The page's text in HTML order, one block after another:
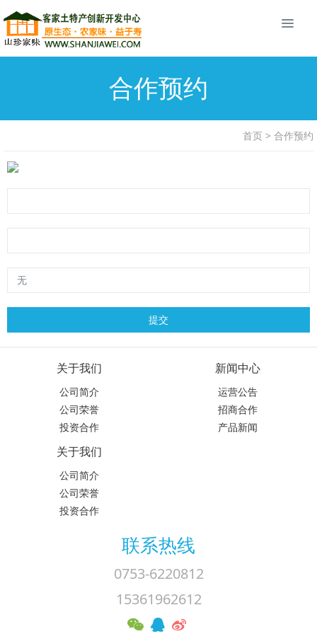
合作预约
首页 > 合作预约
关于我们
公司简介
公司荣誉
投资合作
新闻中心
运营公告
招商合作
产品新闻
关于我们
公司简介
公司荣誉
投资合作
联系热线
0753-6220812
15361962612